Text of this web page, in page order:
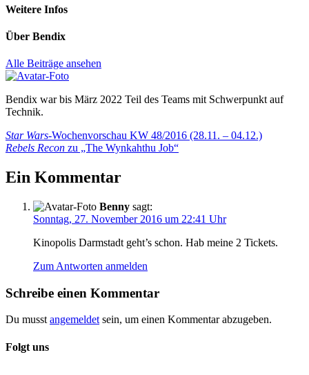
Weitere Infos
Über Bendix
Alle Beiträge ansehen
Bendix war bis März 2022 Teil des Teams mit Schwerpunkt auf
Technik.
Beitragsnavigation
Vorheriger
Beitrag:
Star Wars-Wochenvorschau KW 48/2016 (28.11. – 04.12.)
Nächster
Rebels Recon zu „The Wynkahthu Job“
Ein Kommentar
Benny sagt:
Sonntag, 27. November 2016 um 22:41 Uhr
Kinopolis Darmstadt geht’s schon. Hab meine 2 Tickets.
Zum Antworten anmelden
Schreibe einen Kommentar
Du musstangemeldetsein, um einen Kommentar abzugeben.
Folgt uns